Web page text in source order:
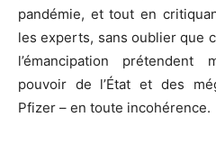
pandémie, et tout en
les experts, sans oublier que
l’émancipation
pouvoir de l’État et des
Pfizer – en toute incohérence.